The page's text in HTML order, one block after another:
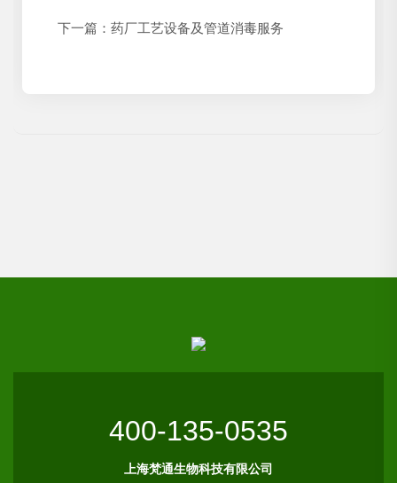
下一篇： 药厂工艺设备及管道消毒服务
400-135-0535
上海梵通生物科技有限公司